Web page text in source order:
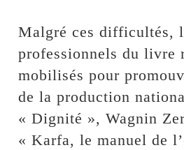
Malgré ces difficultés,
professionnels du livre
mobilisés pour
de la production
« Dignité », Wagnin
« Karfa, le manuel de